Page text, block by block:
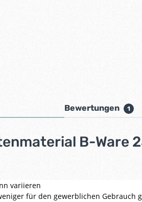
Bewertungen 1
B-Ware
variieren
für den gewerblichen